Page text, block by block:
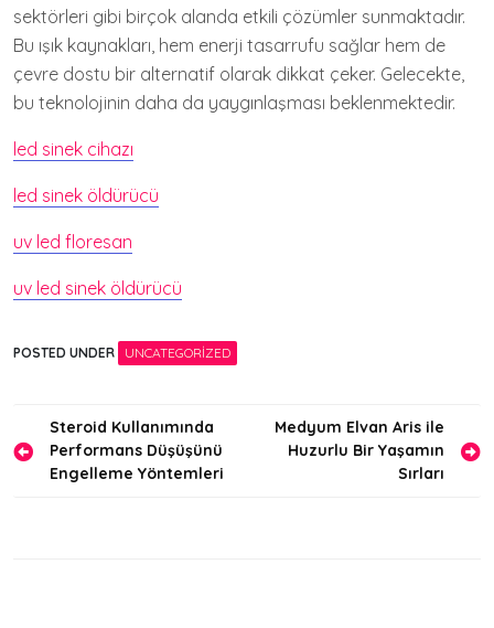
sektörleri gibi birçok alanda etkili çözümler sunmaktadır.
Bu ışık kaynakları, hem enerji tasarrufu sağlar hem de
çevre dostu bir alternatif olarak dikkat çeker. Gelecekte,
bu teknolojinin daha da yaygınlaşması beklenmektedir.
led sinek cihazı
led sinek öldürücü
uv led floresan
uv led sinek öldürücü
POSTED UNDER UNCATEGORIZED
Yazı
gezinmesi
Steroid Kullanımında
Performans Düşüşünü
Engelleme Yöntemleri
Medyum Elvan Aris ile
Huzurlu Bir Yaşamın
Sırları